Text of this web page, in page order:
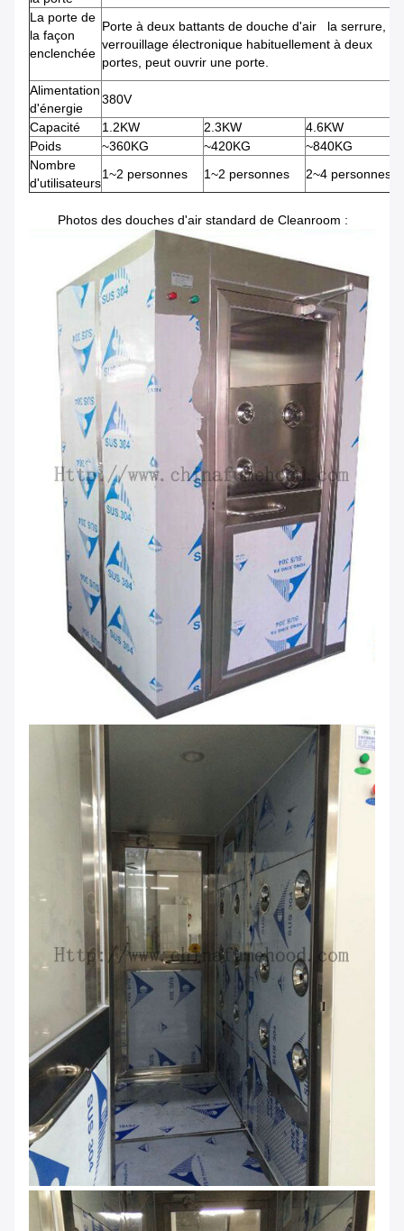
La porte de
la façon
enclenchée
Porte à deux battants de douche d'air la serrure,
verrouillage électronique habituellement à deux
portes, peut ouvrir une porte.
Alimentation
d'énergie
380V
Capacité
1.2KW 2.3KW
4.6KW
Poids
~360KG ~420KG
~840KG
Nombre
d'utilisateurs
1~2 personnes 1~2 personnes 2~4 personnes
Photos des douches d'air standard de Cleanroom :